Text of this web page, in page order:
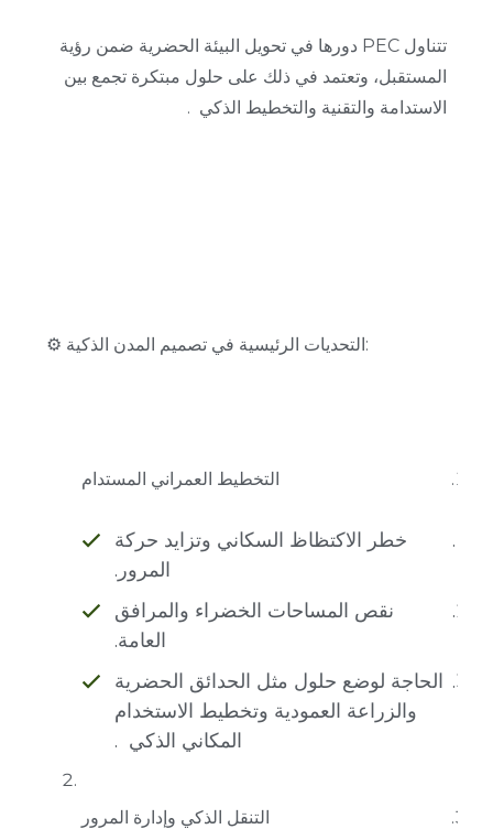
تتناول PEC دورها في تحويل البيئة الحضرية ضمن رؤية
المستقبل، وتعتمد في ذلك على حلول مبتكرة تجمع بين
الاستدامة والتقنية والتخطيط الذكي .
⚙️ التحديات الرئيسية في تصميم المدن الذكية:
التخطيط العمراني المستدام
خطر الاكتظاظ السكاني وتزايد حركة
المرور.
نقص المساحات الخضراء والمرافق
العامة.
الحاجة لوضع حلول مثل الحدائق الحضرية
والزراعة العمودية وتخطيط الاستخدام
المكاني الذكي .
التنقل الذكي وإدارة المرور